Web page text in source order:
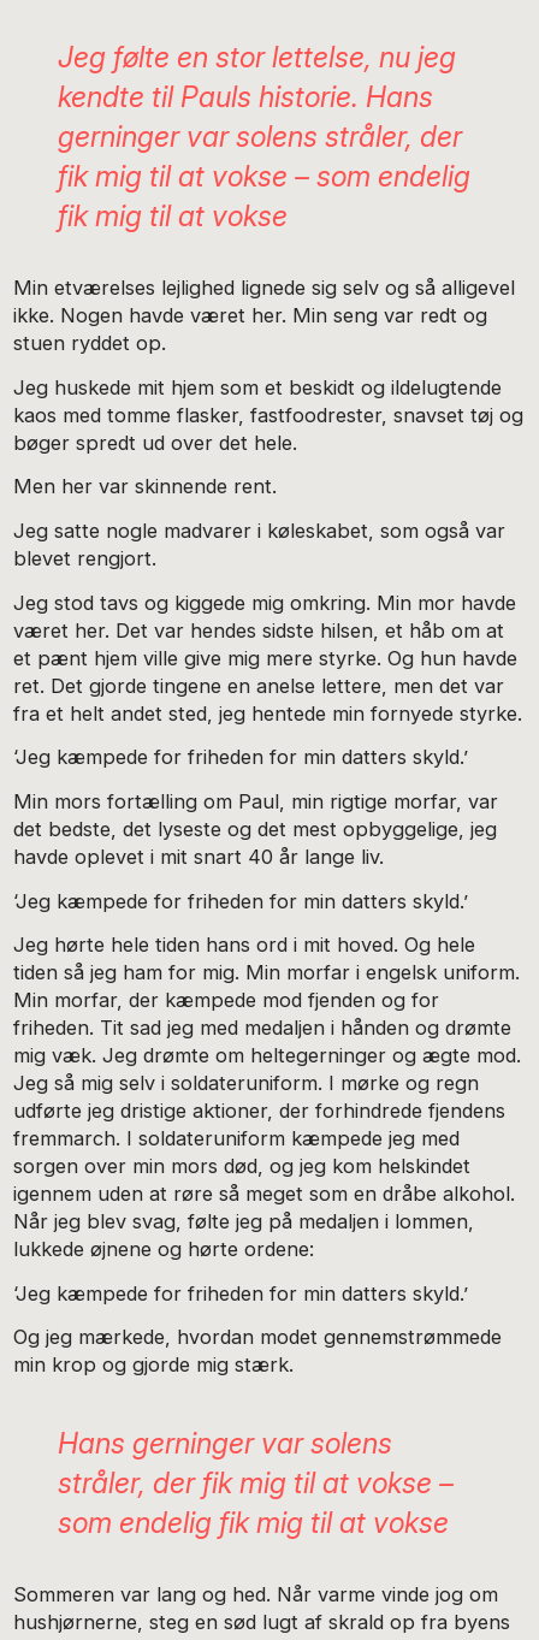
Jeg følte en stor lettelse, nu jeg
kendte til Pauls historie. Hans
gerninger var solens stråler, der
fik mig til at vokse – som endelig
fik mig til at vokse
Min etværelses lejlighed lignede sig selv og så alligevel
ikke. Nogen havde været her. Min seng var redt og
stuen ryddet op.
Jeg huskede mit hjem som et beskidt og ildelugtende
kaos med tomme flasker, fastfoodrester, snavset tøj og
bøger spredt ud over det hele.
Men her var skinnende rent.
Jeg satte nogle madvarer i køleskabet, som også var
blevet rengjort.
Jeg stod tavs og kiggede mig omkring. Min mor havde
været her. Det var hendes sidste hilsen, et håb om at
et pænt hjem ville give mig mere styrke. Og hun havde
ret. Det gjorde tingene en anelse lettere, men det var
fra et helt andet sted, jeg hentede min fornyede styrke.
‘Jeg kæmpede for friheden for min datters skyld.’
Min mors fortælling om Paul, min rigtige morfar, var
det bedste, det lyseste og det mest opbyggelige, jeg
havde oplevet i mit snart 40 år lange liv.
‘Jeg kæmpede for friheden for min datters skyld.’
Jeg hørte hele tiden hans ord i mit hoved. Og hele
tiden så jeg ham for mig. Min morfar i engelsk uniform.
Min morfar, der kæmpede mod fjenden og for
friheden. Tit sad jeg med medaljen i hånden og drømte
mig væk. Jeg drømte om heltegerninger og ægte mod.
Jeg så mig selv i soldateruniform. I mørke og regn
udførte jeg dristige aktioner, der forhindrede fjendens
fremmarch. I soldateruniform kæmpede jeg med
sorgen over min mors død, og jeg kom helskindet
igennem uden at røre så meget som en dråbe alkohol.
Når jeg blev svag, følte jeg på medaljen i lommen,
lukkede øjnene og hørte ordene:
‘Jeg kæmpede for friheden for min datters skyld.’
Og jeg mærkede, hvordan modet gennemstrømmede
min krop og gjorde mig stærk.
Hans gerninger var solens
stråler, der fik mig til at vokse –
som endelig fik mig til at vokse
Sommeren var lang og hed. Når varme vinde jog om
hushjørnerne, steg en sød lugt af skrald op fra byens